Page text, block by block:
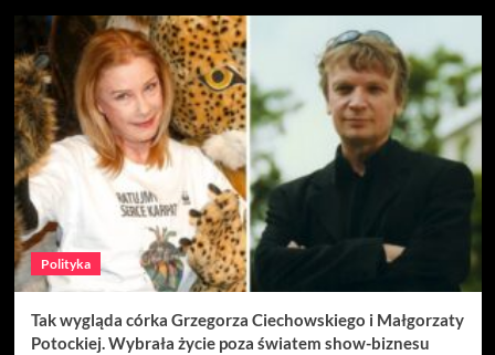
Polityka
Tak wygląda córka Grzegorza Ciechowskiego i Małgorzaty
Potockiej. Wybrała życie poza światem show-biznesu